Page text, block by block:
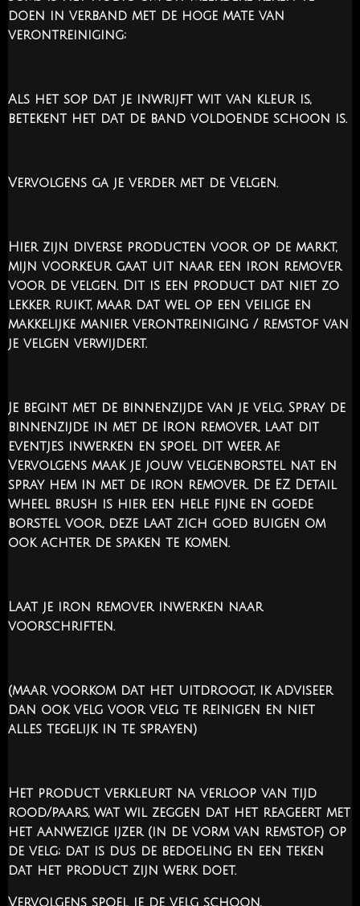
doen in verband met de hoge mate van
verontreiniging;
Als het sop dat je inwrijft wit van kleur is,
betekent het dat de band voldoende schoon is.
Vervolgens ga je verder met de Velgen.
Hier zijn diverse producten voor op de markt,
mijn voorkeur gaat uit naar een iron remover
voor de velgen. Dit is een product dat niet zo
lekker ruikt, maar dat wel op een veilige en
makkelijke manier verontreiniging / remstof van
je velgen verwijdert.
Je begint met de binnenzijde van je velg. Spray de
binnenzijde in met de Iron remover, laat dit
eventjes inwerken en spoel dit weer af.
Vervolgens maak je jouw velgenborstel nat en
spray hem in met de iron remover. De EZ Detail
wheel brush is hier een hele fijne en goede
borstel voor, deze laat zich goed buigen om
ook achter de spaken te komen.
Laat je iron remover inwerken naar
voorschriften.
(maar voorkom dat het uitdroogt, ik adviseer
dan ook velg voor velg te reinigen en niet
alles tegelijk in te sprayen)
Het product verkleurt na verloop van tijd
rood/paars, wat wil zeggen dat het reageert met
het aanwezige ijzer (in de vorm van remstof) op
de velg; dat is dus de bedoeling en een teken
dat het product zijn werk doet.
Vervolgens spoel je de velg schoon,